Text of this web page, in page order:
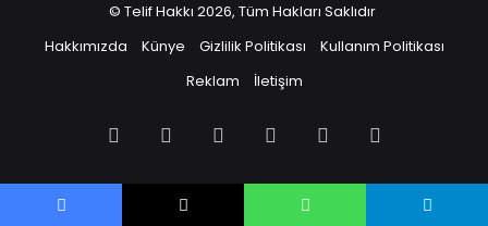
© Telif Hakkı 2026, Tüm Hakları Saklıdır
Hakkımızda
Künye Gizlilik Politikası
Kullanım Politikası
Reklam
İletişim
Facebook PinterestLinkedInYouTube